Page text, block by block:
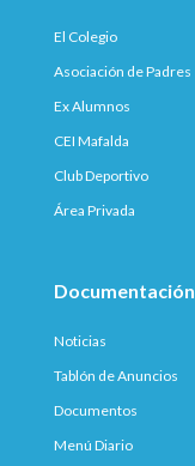
El Colegio
Asociación de Padres
Ex Alumnos
CEI Mafalda
Club Deportivo
Área Privada
Documentación
Noticias
Tablón de Anuncios
Documentos
Menú Diario